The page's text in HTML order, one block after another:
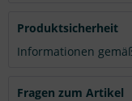
Produktsicherheit
Informationen
Fragen zum Artikel